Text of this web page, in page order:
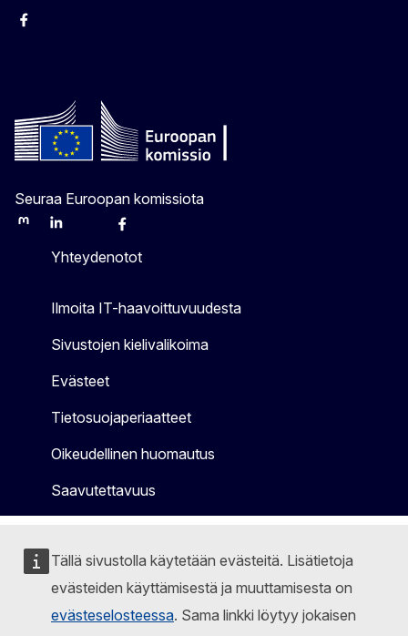
Tällä sivustolla käytetään evästeitä. Lisätietoja
evästeiden käyttämisestä ja muuttamisesta on
evästeselosteessa. Sama linkki löytyy jokaisen
Facebook
Seuraa Euroopan komissiota
MastodonLinkedInBlueskyFacebook
Yhteydenotot
Ilmoita IT-haavoittuvuudesta
Sivustojen kielivalikoima
Evästeet
Tietosuojaperiaatteet
Oikeudellinen huomautus
Saavutettavuus